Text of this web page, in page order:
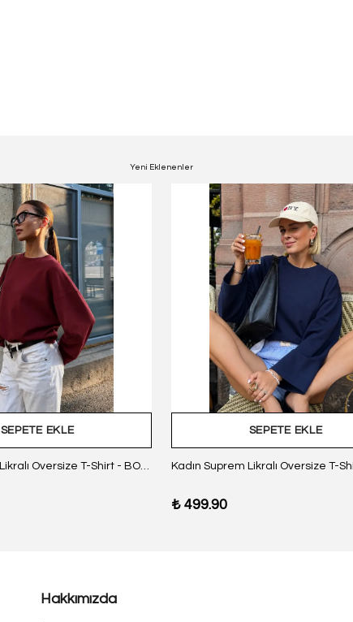
Yeni Eklenenler
SEPETE EKLE
Kadın Suprem Likralı Oversize T-Shirt - BORDO
SEPETE EKLE
₺ 499.90
Hakkımızda